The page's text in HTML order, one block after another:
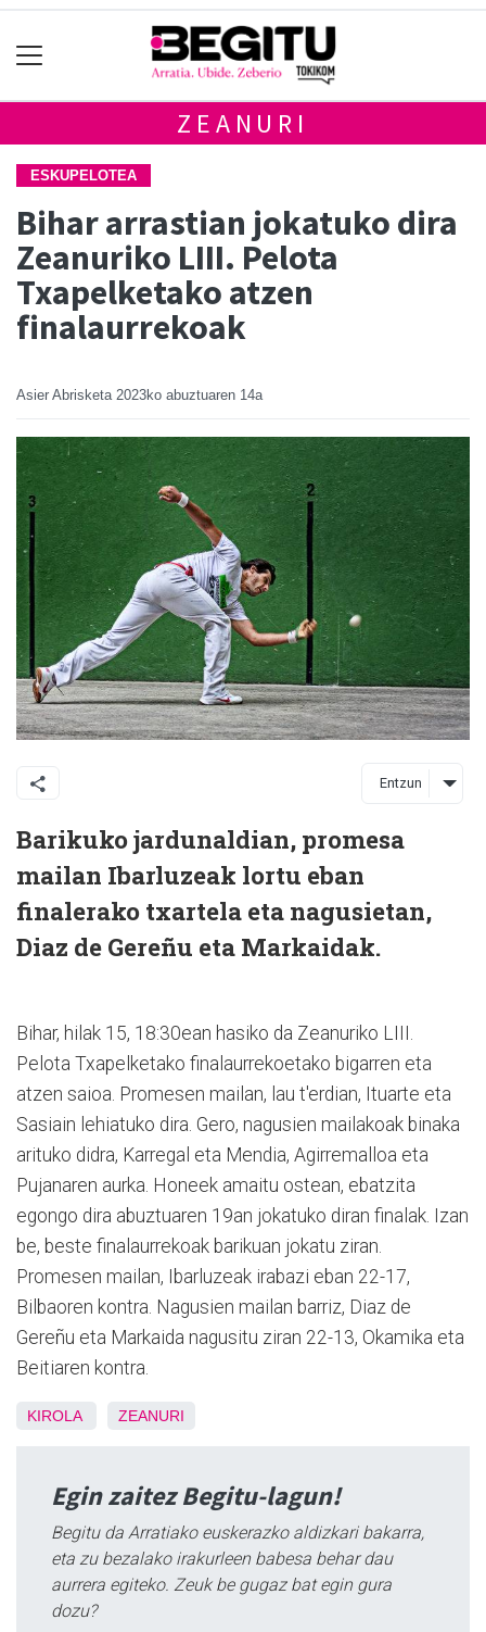
ZEANURI
ESKUPELOTEA
Bihar arrastian jokatuko dira
Zeanuriko LIII. Pelota
Txapelketako atzen
finalaurrekoak
Asier Abrisketa 2023ko abuztuaren 14a
Entzun
Barikuko jardunaldian, promesa
mailan Ibarluzeak lortu eban
finalerako txartela eta nagusietan,
Diaz de Gereñu eta Markaidak.
Bihar, hilak 15, 18:30ean hasiko da Zeanuriko LIII.
Pelota Txapelketako finalaurrekoetako bigarren eta
atzen saioa. Promesen mailan, lau t'erdian, Ituarte eta
Sasiain lehiatuko dira. Gero, nagusien mailakoak binaka
arituko didra, Karregal eta Mendia, Agirremalloa eta
Pujanaren aurka. Honeek amaitu ostean, ebatzita
egongo dira abuztuaren 19an jokatuko diran finalak. Izan
be, beste finalaurrekoak barikuan jokatu ziran.
Promesen mailan, Ibarluzeak irabazi eban 22-17,
Bilbaoren kontra. Nagusien mailan barriz, Diaz de
Gereñu eta Markaida nagusitu ziran 22-13, Okamika eta
Beitiaren kontra.
KIROLA ZEANURI
Egin zaitez Begitu-lagun!
Begitu da Arratiako euskerazko aldizkari bakarra,
eta zu bezalako irakurleen babesa behar dau
aurrera egiteko. Zeuk be gugaz bat egin gura
dozu?